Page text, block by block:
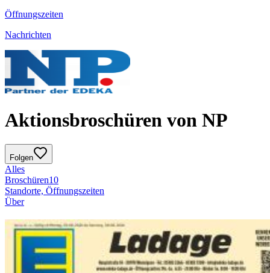
Öffnungszeiten
Nachrichten
Aktionsbroschüren von NP
Folgen
Alles
Broschüren10
Standorte, Öffnungszeiten
Über